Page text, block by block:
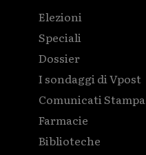
Elezioni
Speciali
Dossier
I sondaggi di Vpost
Comunicati Stampa
Farmacie
Biblioteche